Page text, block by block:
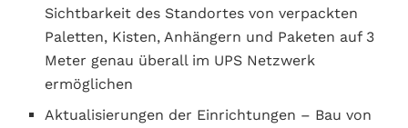
Sichtbarkeit des Standortes von verpackten
Paletten, Kisten, Anhängern und Paketen auf 3
Meter genau überall im UPS Netzwerk
ermöglichen
Aktualisierungen der Einrichtungen – Bau von